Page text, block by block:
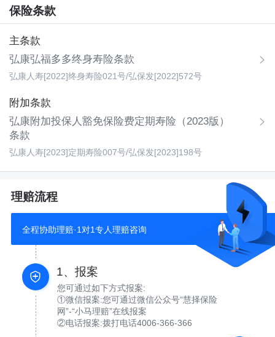
保险条款
主条款
弘康弘福多多终身寿险条款
弘康人寿[2022]终身寿险021号/弘保发[2022]572号
附加条款
弘康附加投保人豁免保险费定期寿险（2023版）
条款
弘康人寿[2023]定期寿险007号/弘保发[2023]198号
理赔流程
全程协助理赔·1对1专人理赔咨询
1、报案
您可通过如下方式报案:
①微信报案:您可通过微信公众号“慧择保险
网”-“小马理赔”在线报案
②电话报案:拨打电话4006-366-366